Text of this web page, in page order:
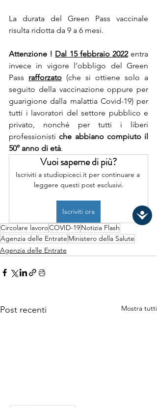
La durata del Green Pass vaccinale
risulta ridotta da 9 a 6 mesi.
Attenzione ! Dal 15 febbraio 2022 entra
invece in vigore l’obbligo del Green
Pass rafforzato (che si ottiene solo a
seguito della vaccinazione oppure per
guarigione dalla malattia Covid-19) per
tutti i lavoratori del settore pubblico e
privato, nonché per tutti i liberi
professionisti che abbiano compiuto il
50° anno di età.
Vuoi saperne di più?
Iscriviti a studiopiceci.it per continuare a
leggere questi post esclusivi.
Iscriviti ora
Circolare lavoroCOVID-19Notizia Flash
Agenzia delle Entrate Ministero della Salute
Agenzia delle Entrate
Post recenti Mostra tutti